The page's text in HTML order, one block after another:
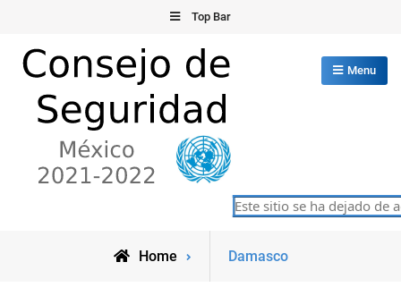
content
Top Bar
Consejo de Seguridad de las
Naciones Unidas
Menu
Este sitio se ha dejado de
Home
Posts
Damasco